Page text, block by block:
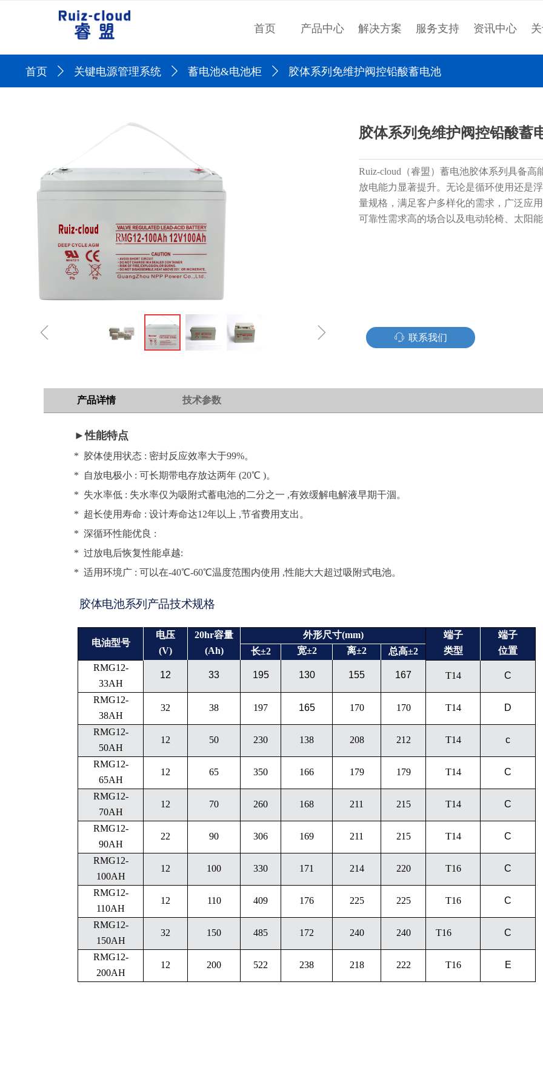
首页 产品中心 解决方案 服务支持 资讯中心
首页 ꄲ 关键电源管理系统 ꄲ 蓄电池&电池柜 ꄲ 胶体系列免维护阀控铅酸蓄电池
ꁆ ꁇ
胶体系列免维护阀控铅酸蓄
Ruiz-cloud（睿盟）蓄电池胶体系列具备
放电能力显著提升。无论是循环使用还是
量规格，满足客户多样化的需求，广泛应
可靠性需求高的场合以及电动轮椅、太阳
ꁱ 联系我们
产品详情 技术参数
►性能特点
* 胶体使用状态 : 密封反应效率大于99%。
* 自放电极小 : 可长期带电存放达两年 (20℃ )。
* 失水率低 : 失水率仅为吸附式蓄电池的二分之一 ,有效缓解电解液早期干涸。
* 超长使用寿命 : 设计寿命达12年以上 ,节省费用支出。
* 深循环性能优良 :
* 过放电后恢复性能卓越:
* 适用环境广 : 可以在-40℃-60℃温度范围内使用 ,性能大大超过吸附式电池。
胶体电池系列产品技术规格
电油型号
电压
(V)
20hr容量
(Ah)
外形尺寸(mm)
端子
类型
端子
位置
长±2 宽±2 离±2 总高±2
RMG12-
33AH
12 33 195 130 155 167 T14 C
RMG12-
38AH
32 38 197 165 170 170 T14 D
RMG12-
50AH
12 50 230 138 208 212 T14 c
RMG12-
65AH
12 65 350 166 179 179 T14 C
RMG12-
70AH
12 70 260 168 211 215 T14 C
RMG12-
90AH
22 90 306 169 211 215 T14 C
RMG12-
100AH
12 100 330 171 214 220 T16 C
RMG12-
110AH
12 110 409 176 225 225 T16 C
RMG12-
150AH
32 150 485 172 240 240 T16 C
RMG12-
200AH
12 200 522 238 218 222 T16 E